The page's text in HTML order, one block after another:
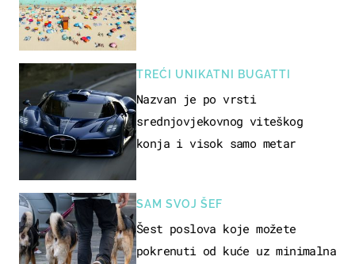
TREĆI UNIKATNI BUGATTI
Nazvan je po vrsti
srednjovjekovnog viteškog
konja i visok samo metar
SAM SVOJ ŠEF
Šest poslova koje možete
pokrenuti od kuće uz minimalna